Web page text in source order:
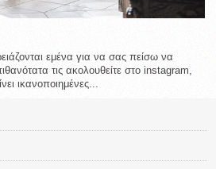
εμένα για να σας πείσω να
τις ακολουθείτε στο instagram,
ικανοποιημένες...